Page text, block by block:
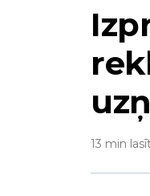
13 min